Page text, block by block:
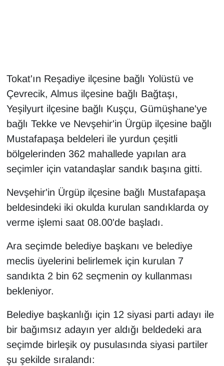
Tokat'ın Reşadiye ilçesine bağlı Yolüstü ve
Çevrecik, Almus ilçesine bağlı Bağtaşı,
Yeşilyurt ilçesine bağlı Kuşçu, Gümüşhane'ye
bağlı Tekke ve Nevşehir'in Ürgüp ilçesine bağlı
Mustafapaşa beldeleri ile yurdun çeşitli
bölgelerinden 362 mahallede yapılan ara
seçimler için vatandaşlar sandık başına gitti.
Nevşehir'in Ürgüp ilçesine bağlı Mustafapaşa
beldesindeki iki okulda kurulan sandıklarda oy
verme işlemi saat 08.00'de başladı.
Ara seçimde belediye başkanı ve belediye
meclis üyelerini belirlemek için kurulan 7
sandıkta 2 bin 62 seçmenin oy kullanması
bekleniyor.
Belediye başkanlığı için 12 siyasi parti adayı ile
bir bağımsız adayın yer aldığı beldedeki ara
seçimde birleşik oy pusulasında siyasi partiler
şu şekilde sıralandı:
HABERDE İNSAN
İngilizce
Kadın
Kamu Alımları
Kim Kimdir?
Kültür & Sanat
KURDÎ
MAGAZİN
MEDYA
POLİTİKA
Resmi İlanlar